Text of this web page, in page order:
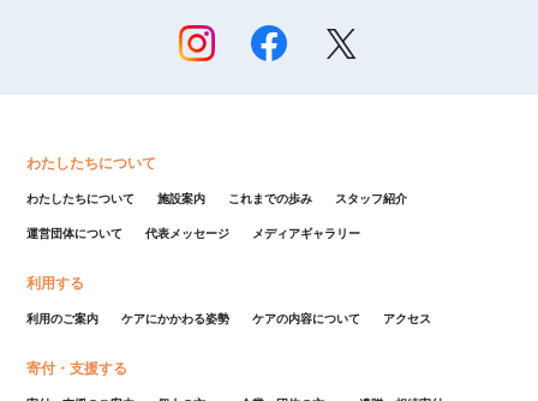
わたしたちについて
わたしたちについて 施設案内 これまでの歩み スタッフ紹介
運営団体について 代表メッセージ メディアギャラリー
利用する
利用のご案内 ケアにかかわる姿勢 ケアの内容について アクセス
寄付・支援する